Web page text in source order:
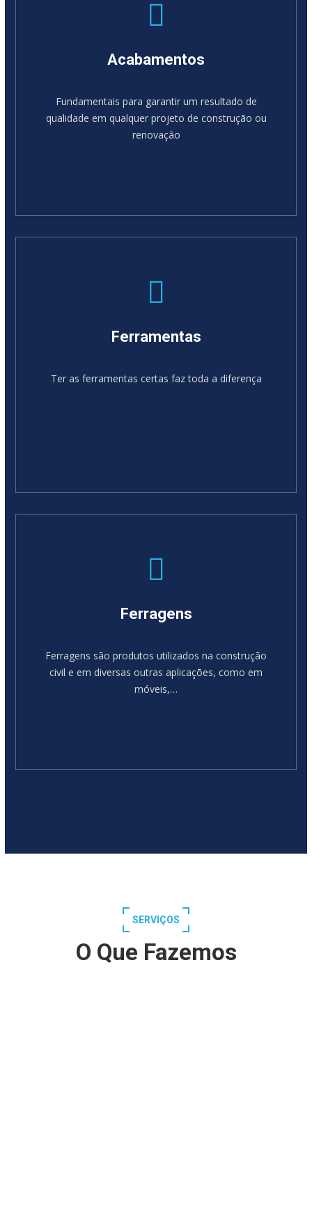
Acabamentos
Fundamentais para garantir um resultado de
qualidade em qualquer projeto de construção ou
renovação
Ferramentas
Ter as ferramentas certas faz toda a diferença
Ferragens
Ferragens são produtos utilizados na construção
civil e em diversas outras aplicações, como em
móveis,…
SERVIÇOS
O Que Fazemos